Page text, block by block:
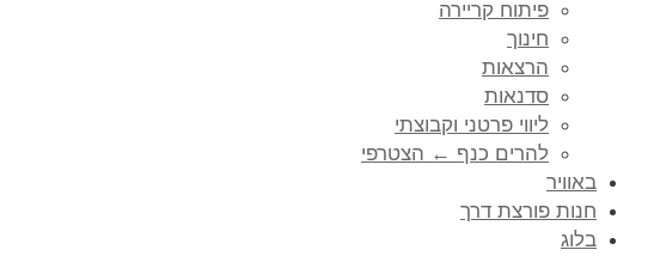
פיתוח קריירה
חינוך
הרצאות
סדנאות
ליווי פרטני וקבוצתי
להרים כנף ← הצטרפי
באוויר
חנות פורצת דרך
בלוג